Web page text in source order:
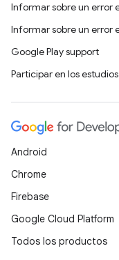
Informar sobre un error
Informar sobre un error
Google Play support
Participar en los
Android
Chrome
Firebase
Google Cloud Platform
Todos los productos